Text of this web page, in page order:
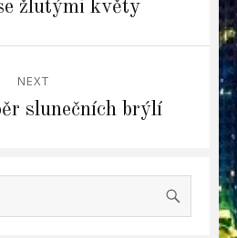
žlutými květy
NEXT
slunečních brýlí